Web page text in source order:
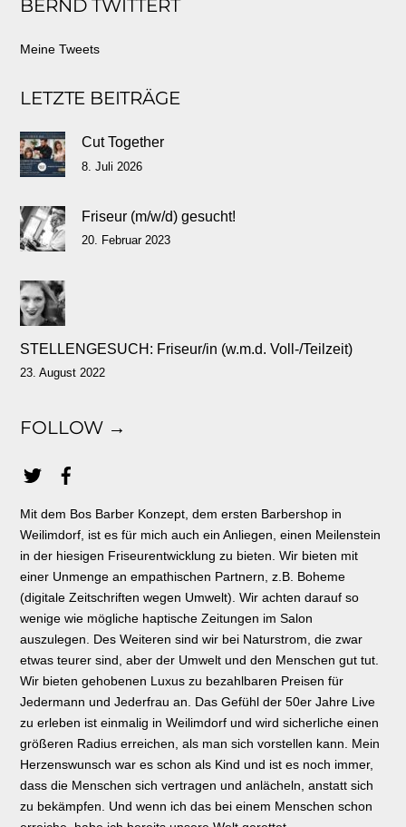
top
BERND TWITTERT
Meine Tweets
LETZTE BEITRÄGE
Cut Together
8. Juli 2026
Friseur (m/w/d) gesucht!
20. Februar 2023
STELLENGESUCH: Friseur/in (w.m.d. Voll-/Teilzeit)
23. August 2022
FOLLOW →
Mit dem Bos Barber Konzept, dem ersten Barbershop in
Weilimdorf, ist es für mich auch ein Anliegen, einen Meilenstein
in der hiesigen Friseurentwicklung zu bieten. Wir bieten mit
einer Unmenge an empathischen Partnern, z.B. Boheme
(digitale Zeitschriften wegen Umwelt). Wir achten darauf so
wenige wie mögliche haptische Zeitungen im Salon
auszulegen. Des Weiteren sind wir bei Naturstrom, die zwar
etwas teurer sind, aber der Umwelt und den Menschen gut tut.
Wir bieten gehobenen Luxus zu bezahlbaren Preisen für
Jedermann und Jederfrau an. Das Gefühl der 50er Jahre Live
zu erleben ist einmalig in Weilimdorf und wird sicherliche einen
größeren Radius erreichen, als man sich vorstellen kann. Mein
Herzenswunsch war es schon als Kind und ist es noch immer,
dass die Menschen sich vertragen und anlächeln, anstatt sich
zu bekämpfen. Und wenn ich das bei einem Menschen schon